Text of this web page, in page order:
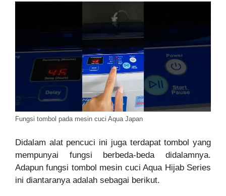
Fungsi tombol pada mesin cuci Aqua Japan
Didalam alat pencuci ini juga terdapat tombol yang
mempunyai fungsi berbeda-beda didalamnya.
Adapun fungsi tombol mesin cuci Aqua Hijab Series
ini diantaranya adalah sebagai berikut.